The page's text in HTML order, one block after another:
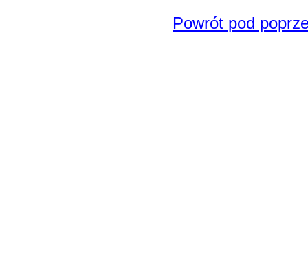
Powrót pod